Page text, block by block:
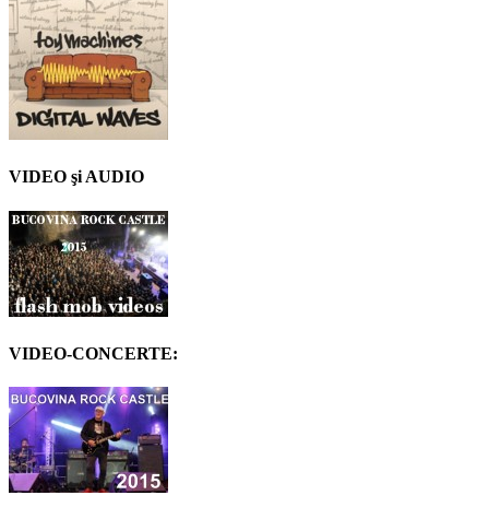
VIDEO şi AUDIO
VIDEO-CONCERTE: